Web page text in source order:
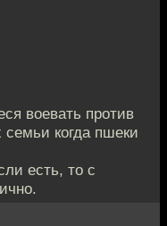
воевать против
когда пшеки
есть, то с